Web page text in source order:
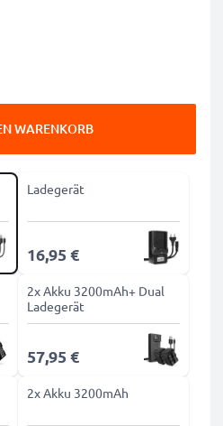
WARENKORB
Ladegerät
16,95 €
2x Akku 3200mAh+ Dual
Ladegerät
57,95 €
2x Akku 3200mAh